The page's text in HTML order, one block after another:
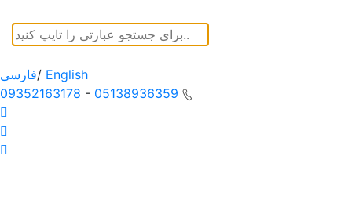
فارسی/ English
09352163178 - 05138936359